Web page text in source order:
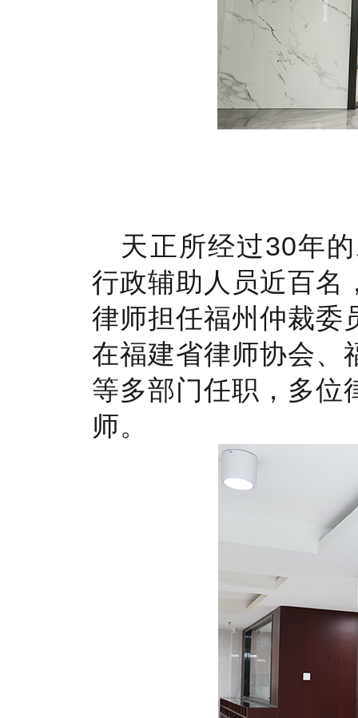
天正所经过30年
行政辅助人员近百名
律师担任福州仲裁委
在福建省律师协会、
等多部门任职，多位
师。